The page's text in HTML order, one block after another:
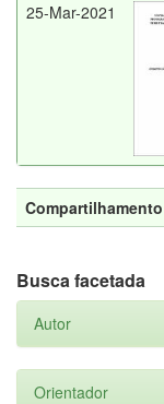
25-Mar-2021
Compartilhamento
Busca facetada
Autor
Orientador